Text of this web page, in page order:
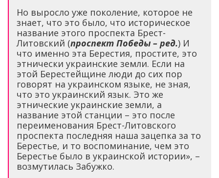
Но выросло уже поколение, которое не
знает, что это было, что историческое
название этого проспекта Брест-
Литовский (проспект Победы – ред.) И
что именно эта Берестия, простите, это
этнически украинские земли. Если на
этой Берестейщине люди до сих пор
говорят на украинском языке, не зная,
что это украинский язык. Это же
этнические украинские земли, а
название этой станции – это после
переименования Брест-Литовского
проспекта последняя наша зацепка за то
Берестье, и то воспоминание, чем это
Берестье было в украинской истории», –
возмутилась Забужко.